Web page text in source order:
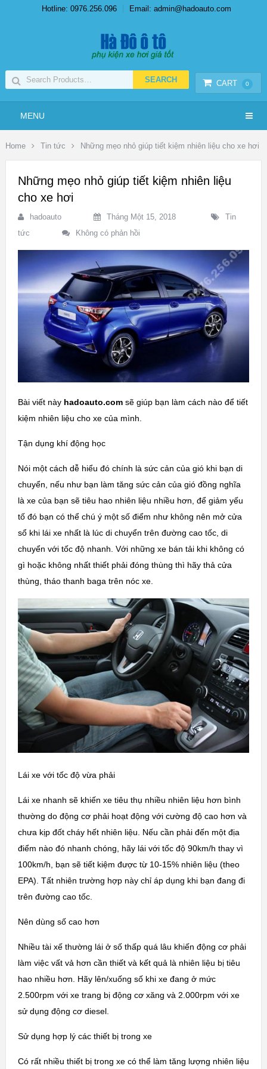
Hotline: 0976.256.096 Email: admin@hadoauto.com
CART 0
MENU
Home Tin tức Những mẹo nhỏ giúp tiết kiệm nhiên liệu cho xe hơi
Những mẹo nhỏ giúp tiết kiệm nhiên liệu
cho xe hơi
hadoauto Tháng Một 15, 2018
Tin
tức
Không có phản hồi
Bài viết này hadoauto.comsẽ giúp bạn làm cách nào để tiết
kiệm nhiên liệu cho xe của mình.
Tận dụng khí động học
Nói một cách dễ hiểu đó chính là sức cản của gió khi bạn di
chuyển, nếu như bạn làm tăng sức cản của gió đồng nghĩa
là xe của bạn sẽ tiêu hao nhiên liệu nhiều hơn, để giảm yếu
tố đó bạn có thể chú ý một số điểm như không nên mở cửa
sổ khi lái xe nhất là lúc di chuyển trên đường cao tốc, di
chuyển với tốc độ nhanh. Với những xe bán tải khi không có
gì hoặc không nhất thiết phải đóng thùng thì hãy thả cửa
thùng, tháo thanh baga trên nóc xe.
Lái xe với tốc độ vừa phải
Lái xe nhanh sẽ khiến xe tiêu thụ nhiều nhiên liệu hơn bình
thường do động cơ phải hoạt động với cường độ cao hơn và
chưa kịp đốt cháy hết nhiên liệu. Nếu cần phải đến một địa
điểm nào đó nhanh chóng, hãy lái với tốc độ 90km/h thay vì
100km/h, bạn sẽ tiết kiệm được từ 10-15% nhiên liệu (theo
EPA). Tất nhiên trường hợp này chỉ áp dụng khi bạn đang đi
trên đường cao tốc.
Nên dùng số cao hơn
Nhiều tài xế thường lái ở số thấp quá lâu khiến động cơ phải
làm việc vất vả hơn cần thiết và kết quả là nhiên liệu bị tiêu
hao nhiều hơn. Hãy lên/xuống số khi xe đang ở mức
2.500rpm với xe trang bị động cơ xăng và 2.000rpm với xe
sử dụng động cơ diesel.
Sử dụng hợp lý các thiết bị trong xe
Có rất nhiều thiết bị trong xe có thể làm tăng lượng nhiên liệu